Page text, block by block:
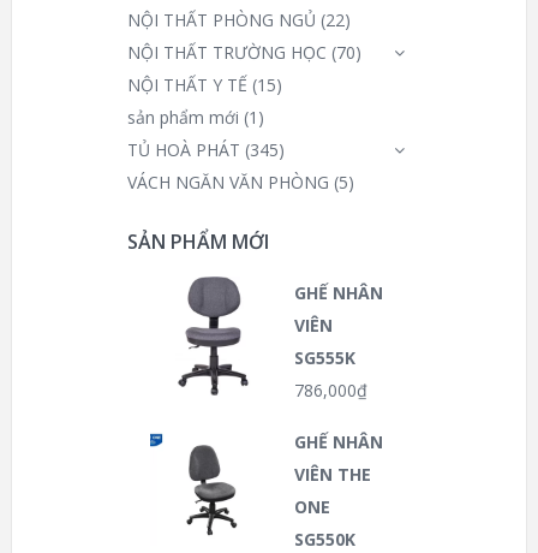
NỘI THẤT PHÒNG NGỦ (22)
NỘI THẤT TRƯỜNG HỌC (70)
NỘI THẤT Y TẾ (15)
sản phẩm mới (1)
TỦ HOÀ PHÁT (345)
VÁCH NGĂN VĂN PHÒNG (5)
SẢN PHẨM MỚI
GHẾ NHÂN
VIÊN
SG555K
786,000₫
GHẾ NHÂN
VIÊN THE
ONE
SG550K